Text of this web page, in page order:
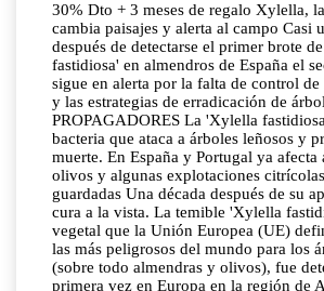
30% Dto + 3 meses de regalo Xylella,
cambia paisajes y alerta al campo Casi
después de detectarse el primer brote
fastidiosa' en almendros de España el
sigue en alerta por la falta de control de
y las estrategias de erradicación de
PROPAGADORES La 'Xylella
bacteria que ataca a árboles leñosos y
muerte. En España y Portugal ya afecta
olivos y algunas explotaciones
guardadas Una década después de su
cura a la vista. La temible 'Xylella
vegetal que la Unión Europea (UE)
las más peligrosos del mundo para los
(sobre todo almendras y olivos), fue
primera vez en Europa en la región de